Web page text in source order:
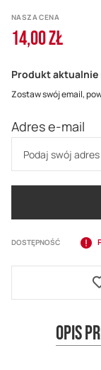
NASZA CENA
14,00 ZŁ
Produkt
Zostaw swój email,
Adres e-mail
DOSTĘPNOŚĆ
Opis